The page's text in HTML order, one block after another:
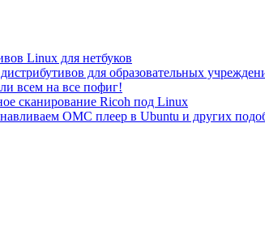
Linux для нетбуков
для образовательных
всем на все пофиг!
сканирование Ricoh под Linux
ОМС плеер в Ubuntu и других